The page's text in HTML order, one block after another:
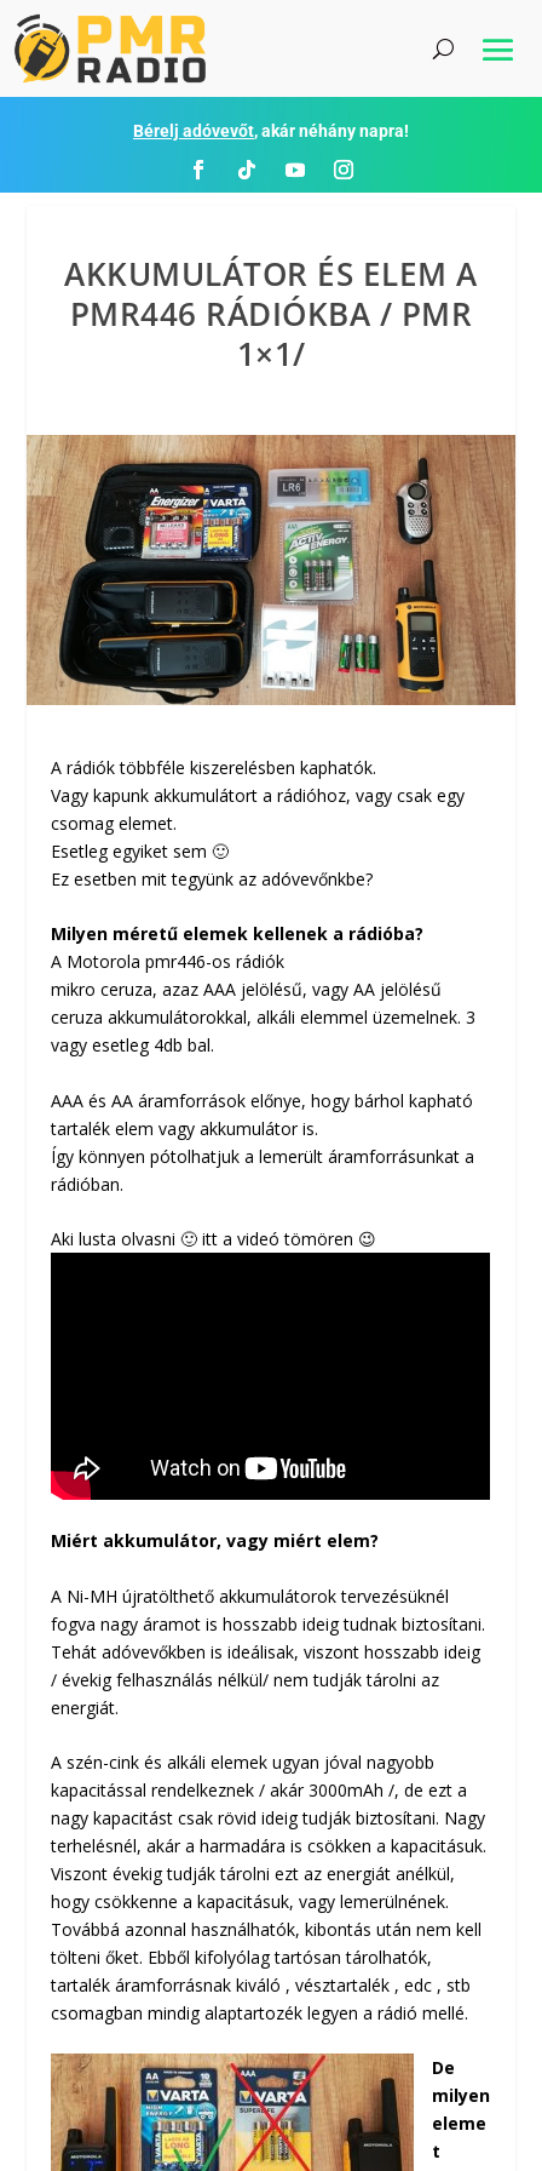
Bérelj adóvevőt, akár néhány napra!
AKKUMULÁTOR ÉS ELEM A
PMR446 RÁDIÓKBA / PMR
1×1/
A rádiók többféle kiszerelésben kaphatók.
Vagy kapunk akkumulátort a rádióhoz, vagy csak egy
csomag elemet.
Esetleg egyiket sem 🙂
Ez esetben mit tegyünk az adóvevőnkbe?
Milyen méretű elemek kellenek a rádióba?
A Motorola pmr446-os rádiók
mikro ceruza, azaz AAA jelölésű, vagy AA jelölésű
ceruza akkumulátorokkal, alkáli elemmel üzemelnek. 3
vagy esetleg 4db bal.
AAA és AA áramforrások előnye, hogy bárhol kapható
tartalék elem vagy akkumulátor is.
Így könnyen pótolhatjuk a lemerült áramforrásunkat a
rádióban.
Aki lusta olvasni 🙂 itt a videó tömören 😉
Miért akkumulátor, vagy miért elem?
A Ni-MH újratölthető akkumulátorok tervezésüknél
fogva nagy áramot is hosszabb ideig tudnak biztosítani.
Tehát adóvevőkben is ideálisak, viszont hosszabb ideig
/ évekig felhasználás nélkül/ nem tudják tárolni az
energiát.
A szén-cink és alkáli elemek ugyan jóval nagyobb
kapacitással rendelkeznek / akár 3000mAh /, de ezt a
nagy kapacitást csak rövid ideig tudják biztosítani. Nagy
terhelésnél, akár a harmadára is csökken a kapacitásuk.
Viszont évekig tudják tárolni ezt az energiát anélkül,
hogy csökkenne a kapacitásuk, vagy lemerülnének.
Továbbá azonnal használhatók, kibontás után nem kell
tölteni őket. Ebből kifolyólag tartósan tárolhatók,
tartalék áramforrásnak kiváló , vésztartalék , edc , stb
csomagban mindig alaptartozék legyen a rádió mellé.
De
milyen
eleme
t